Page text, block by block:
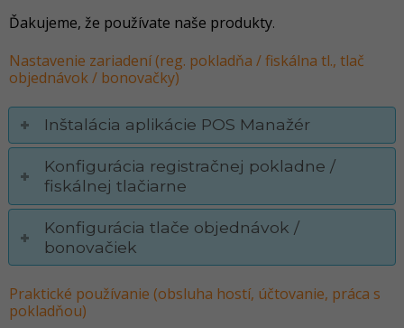
Ďakujeme, že používate naše produkty.
Nastavenie zariadení (reg. pokladňa / fiskálna tl., tlač
objednávok / bonovačky)
Inštalácia aplikácie POS Manažér
Konfigurácia registračnej pokladne /
fiskálnej tlačiarne
Konfigurácia tlače objednávok /
bonovačiek
Praktické používanie (obsluha hostí, účtovanie, práca s
pokladňou)